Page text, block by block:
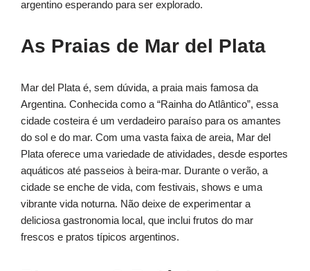
argentino esperando para ser explorado.
As Praias de Mar del Plata
Mar del Plata é, sem dúvida, a praia mais famosa da
Argentina. Conhecida como a “Rainha do Atlântico”, essa
cidade costeira é um verdadeiro paraíso para os amantes
do sol e do mar. Com uma vasta faixa de areia, Mar del
Plata oferece uma variedade de atividades, desde esportes
aquáticos até passeios à beira-mar. Durante o verão, a
cidade se enche de vida, com festivais, shows e uma
vibrante vida noturna. Não deixe de experimentar a
deliciosa gastronomia local, que inclui frutos do mar
frescos e pratos típicos argentinos.